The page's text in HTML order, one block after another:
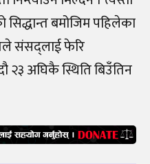
बमोजिम पहिलेका
संसद्लाई फेरि
२३ अघिकै स्थिति बिउँतिन